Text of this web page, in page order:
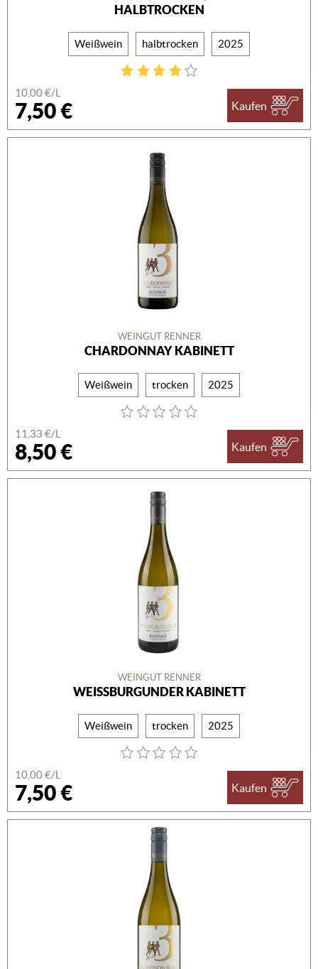
HALBTROCKEN
Weißwein halbtrocken 2025
10,00 €/L
7,50 € Kaufen
WEINGUT RENNER
CHARDONNAY KABINETT
Weißwein trocken 2025
11,33 €/L
8,50 € Kaufen
WEINGUT RENNER
WEISSBURGUNDER KABINETT
Weißwein trocken 2025
10,00 €/L
7,50 € Kaufen